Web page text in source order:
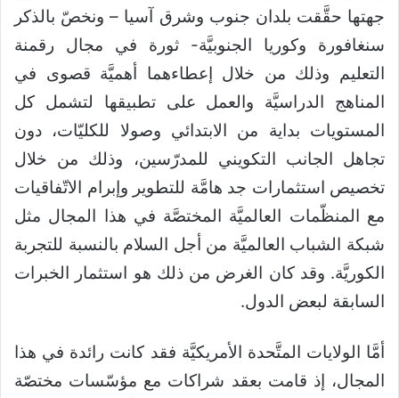
جهتها حقَّقت بلدان جنوب وشرق آسيا – ونخصّ بالذكر
سنغافورة وكوريا الجنوبيَّة- ثورة في مجال رقمنة
التعليم وذلك من خلال إعطاءهما أهميَّة قصوى في
المناهج الدراسيَّة والعمل على تطبيقها لتشمل كل
المستويات بداية من الابتدائي وصولا للكليّات، دون
تجاهل الجانب التكويني للمدرّسين، وذلك من خلال
تخصيص استثمارات جد هامَّة للتطوير وإبرام الاتّفاقيات
مع المنظّمات العالميَّة المختصَّة في هذا المجال مثل
شبكة الشباب العالميَّة من أجل السلام بالنسبة للتجربة
الكوريَّة. وقد كان الغرض من ذلك هو استثمار الخبرات
السابقة لبعض الدول.
أمَّا الولايات المتَّحدة الأمريكيَّة فقد كانت رائدة في هذا
المجال، إذ قامت بعقد شراكات مع مؤسّسات مختصّة